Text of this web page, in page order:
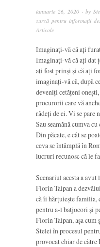
ianuarie 26, 2020 · by
sursă pentru informații
Articole
Imaginați-vă că ați
Imaginați-vă că ați dat
ați fost prinși și că ați
imaginați-vă că, după
deveniți cetățeni
procurorii care vă
râdeți de ei. Vi se pare
Sau seamănă cumva
Din păcate, e cât se
ceva se întâmplă în
lucruri recunosc că le
Scenariul acesta a avut
Florin Talpan a
că îi hărțuiește familia,
pentru a-l batjocori și
Florin Talpan, așa cum
Stelei în procesul
provocat chiar de